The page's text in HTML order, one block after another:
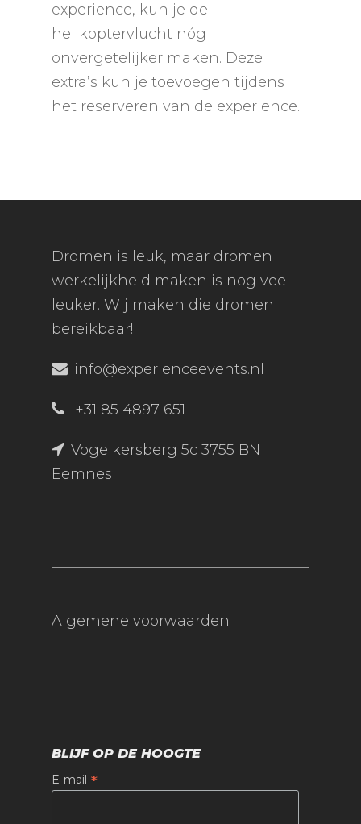
experience, kun je de
helikoptervlucht nóg
onvergetelijker maken. Deze
extra’s kun je toevoegen tijdens
het reserveren van de experience.
Dromen is leuk, maar dromen
werkelijkheid maken is nog veel
leuker. Wij maken die dromen
bereikbaar!
info@experienceevents.nl
+31 85 4897 651
Vogelkersberg 5c 3755 BN
Eemnes
Algemene voorwaarden
BLIJF OP DE HOOGTE
E-mail *